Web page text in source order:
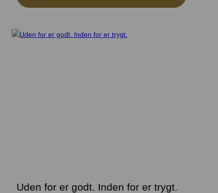
Uden for er godt. Inden for er trygt.